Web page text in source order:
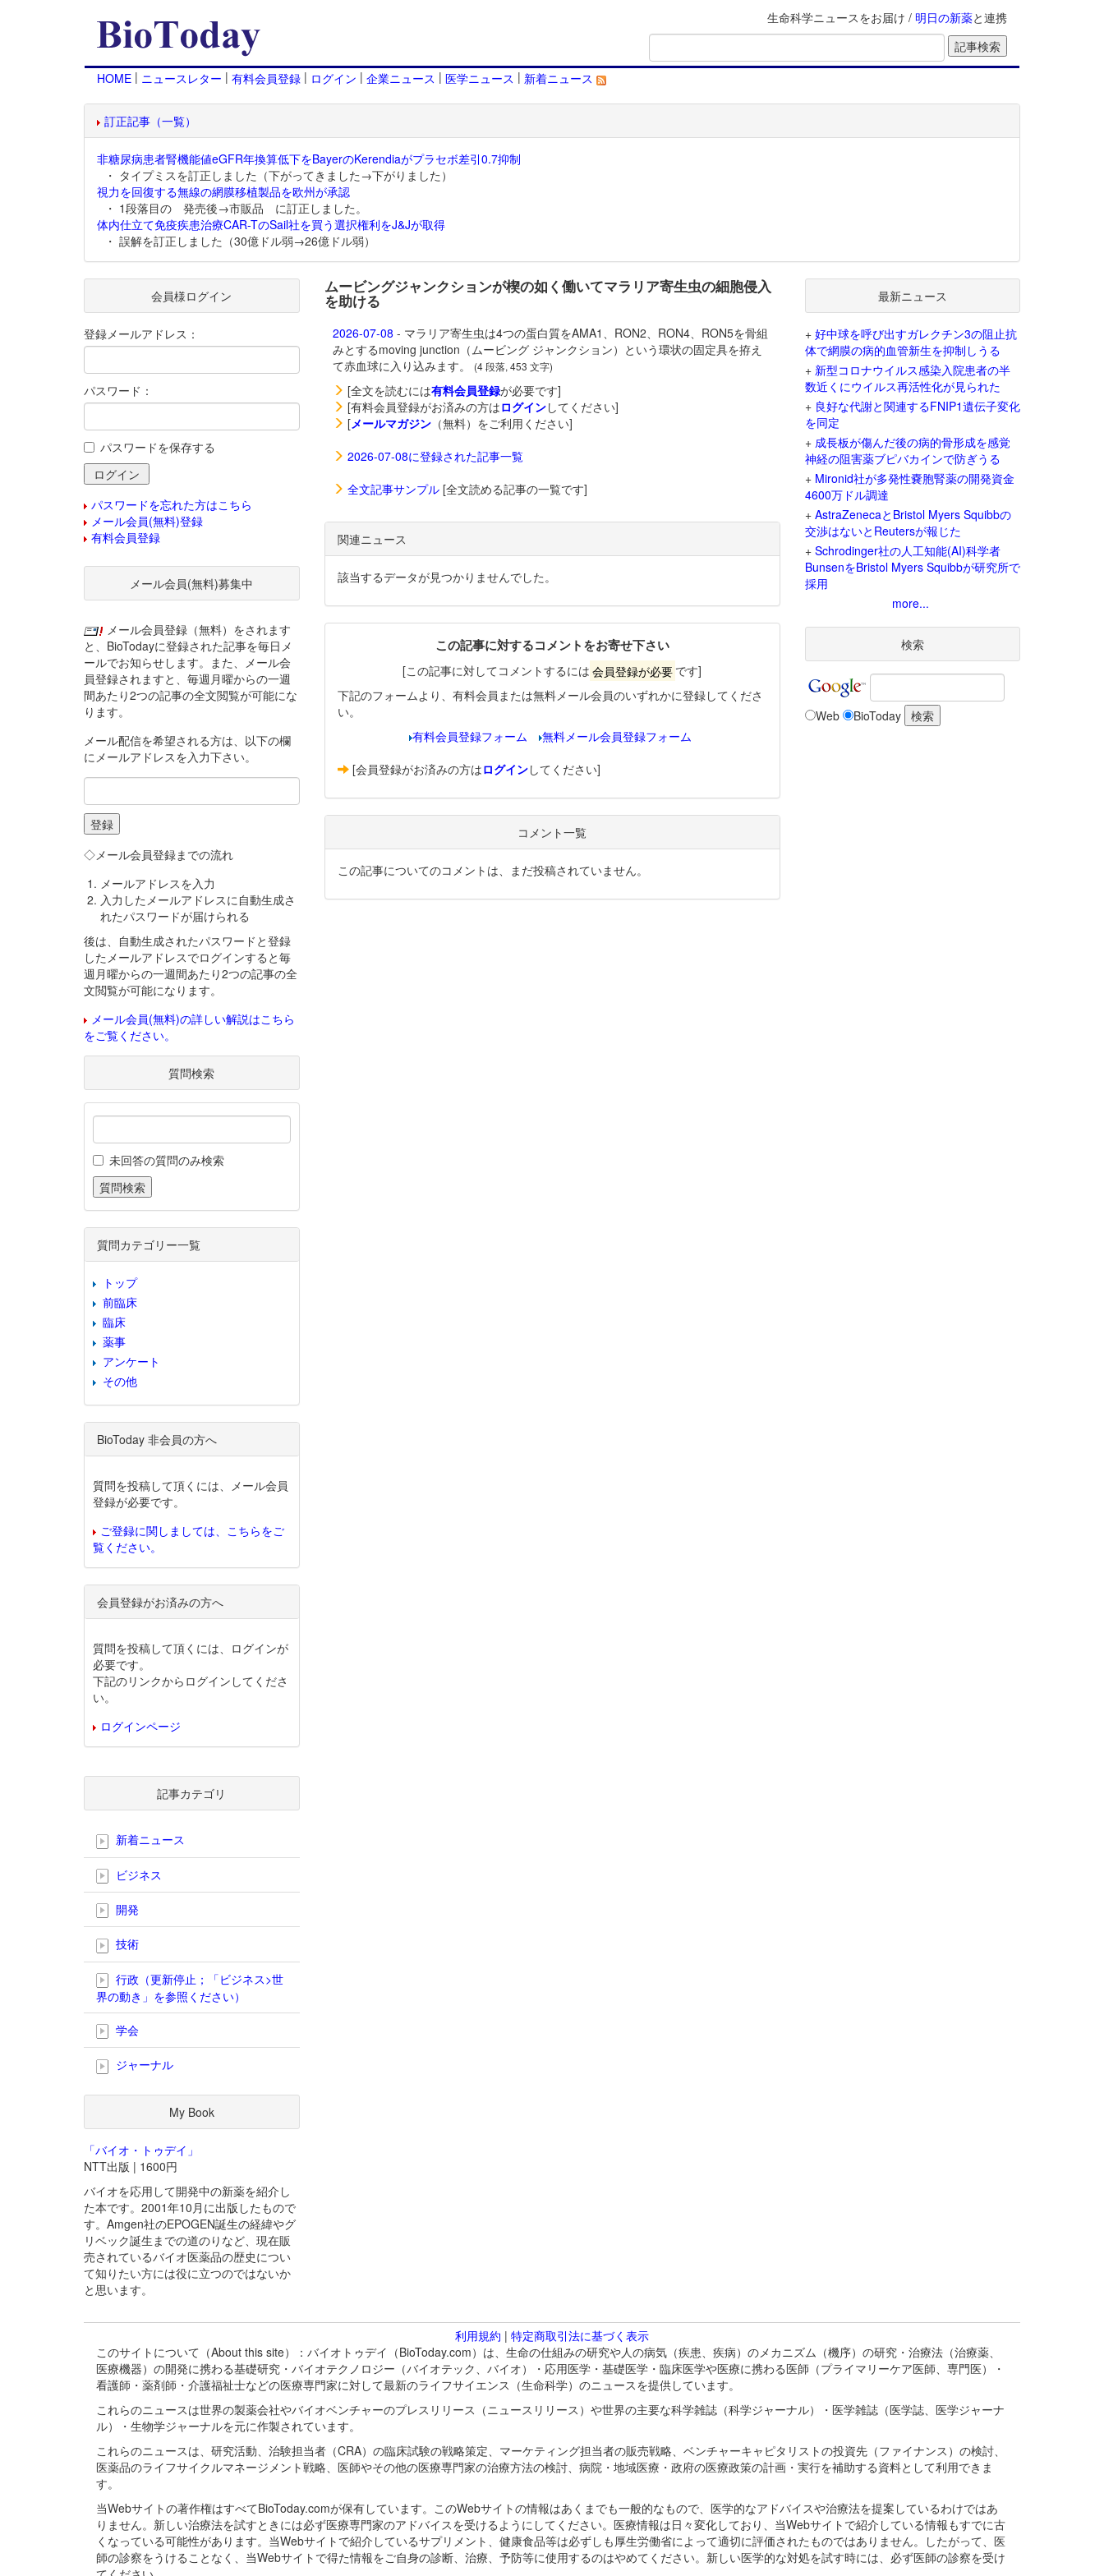
生命科学ニュースをお届け / 明日の新薬と連携
HOME | ニュースレター | 有料会員登録 | ログイン | 企業ニュース | 医学ニュース | 新着ニュース
訂正記事（一覧）
非糖尿病患者腎機能値eGFR年換算低下をBayerのKerendiaがプラセボ差引0.7抑制
・ タイプミスを訂正しました（下がってきました→下がりました）
視力を回復する無線の網膜移植製品を欧州が承認
・ 1段落目の 発売後→市販品 に訂正しました。
体内仕立て免疫疾患治療CAR-TのSail社を買う選択権利をJ&Jが取得
・ 誤解を訂正しました（30億ドル弱→26億ドル弱）
ムービングジャンクションが楔の如く働いてマラリア寄生虫の細胞侵入
を助ける
2026-07-08 - マラリア寄生虫は4つの蛋白質をAMA1、RON2、RON4、RON5を骨組
みとするmoving junction（ムービング ジャンクション）という環状の固定具を拵え
て赤血球に入り込みます。
(4 段落, 453 文字)
[全文を読むには有料会員登録が必要です]
[有料会員登録がお済みの方はログインしてください]
[メールマガジン（無料）をご利用ください]
2026-07-08に登録された記事一覧
全文記事サンプル[全文読める記事の一覧です]
関連ニュース
該当するデータが見つかりませんでした。
この記事に対するコメントをお寄せ下さい
[この記事に対してコメントするには 会員登録が必要 です]
下記のフォームより、有料会員または無料メール会員のいずれかに登録してくださ
い。
有料会員登録フォーム
無料メール会員登録フォーム
[会員登録がお済みの方はログインしてください]
コメント一覧
この記事についてのコメントは、まだ投稿されていません。
会員様ログイン
登録メールアドレス：
パスワード：
パスワードを保存する
パスワードを忘れた方はこちら
メール会員(無料)登録
有料会員登録
メール会員(無料)募集中
メール会員登録（無料）をされます
と、BioTodayに登録された記事を毎日メ
ールでお知らせします。また、メール会
員登録されますと、毎週月曜からの一週
間あたり2つの記事の全文閲覧が可能にな
ります。
メール配信を希望される方は、以下の欄
にメールアドレスを入力下さい。
◇メール会員登録までの流れ
メールアドレスを入力
入力したメールアドレスに自動生成さ
れたパスワードが届けられる
後は、自動生成されたパスワードと登録
したメールアドレスでログインすると毎
週月曜からの一週間あたり2つの記事の全
文閲覧が可能になります。
メール会員(無料)の詳しい解説はこちら
をご覧ください。
質問検索
未回答の質問のみ検索
質問カテゴリー一覧
トップ
前臨床
臨床
薬事
アンケート
その他
BioToday 非会員の方へ
質問を投稿して頂くには、メール会員
登録が必要です。
ご登録に関しましては、こちらをご
覧ください。
会員登録がお済みの方へ
質問を投稿して頂くには、ログインが
必要です。
下記のリンクからログインしてくださ
い。
ログインページ
記事カテゴリ
新着ニュース
ビジネス
開発
技術
行政（更新停止；「ビジネス>世
界の動き」を参照ください）
学会
ジャーナル
My Book
「バイオ・トゥデイ」
NTT出版 | 1600円
バイオを応用して開発中の新薬を紹介し
た本です。2001年10月に出版したもので
す。Amgen社のEPOGEN誕生の経緯やグ
リベック誕生までの道のりなど、現在販
売されているバイオ医薬品の歴史につい
て知りたい方には役に立つのではないか
と思います。
最新ニュース
+ 好中球を呼び出すガレクチン3の阻止抗
体で網膜の病的血管新生を抑制しうる
+ 新型コロナウイルス感染入院患者の半
数近くにウイルス再活性化が見られた
+ 良好な代謝と関連するFNIP1遺伝子変化
を同定
+ 成長板が傷んだ後の病的骨形成を感覚
神経の阻害薬ブピバカインで防ぎうる
+ Mironid社が多発性嚢胞腎薬の開発資金
4600万ドル調達
+ AstraZenecaとBristol Myers Squibbの
交渉はないとReutersが報じた
+ Schrodinger社の人工知能(AI)科学者
BunsenをBristol Myers Squibbが研究所で
採用
more...
検索
Web BioToday
利用規約 | 特定商取引法に基づく表示
このサイトについて（About this site）：バイオトゥデイ（BioToday.com）は、生命の仕組みの研究や人の病気（疾患、疾病）のメカニズム（機序）の研究・治療法（治療薬、
医療機器）の開発に携わる基礎研究・バイオテクノロジー（バイオテック、バイオ）・応用医学・基礎医学・臨床医学や医療に携わる医師（プライマリーケア医師、専門医）・
看護師・薬剤師・介護福祉士などの医療専門家に対して最新のライフサイエンス（生命科学）のニュースを提供しています。
これらのニュースは世界の製薬会社やバイオベンチャーのプレスリリース（ニュースリリース）や世界の主要な科学雑誌（科学ジャーナル）・医学雑誌（医学誌、医学ジャーナ
ル）・生物学ジャーナルを元に作製されています。
これらのニュースは、研究活動、治験担当者（CRA）の臨床試験の戦略策定、マーケティング担当者の販売戦略、ベンチャーキャピタリストの投資先（ファイナンス）の検討、
医薬品のライフサイクルマネージメント戦略、医師やその他の医療専門家の治療方法の検討、病院・地域医療・政府の医療政策の計画・実行を補助する資料として利用できま
す。
当Webサイトの著作権はすべてBioToday.comが保有しています。このWebサイトの情報はあくまでも一般的なもので、医学的なアドバイスや治療法を提案しているわけではあ
りません。新しい治療法を試すときには必ず医療専門家のアドバイスを受けるようにしてください。医療情報は日々変化しており、当Webサイトで紹介している情報もすでに古
くなっている可能性があります。当Webサイトで紹介しているサプリメント、健康食品等は必ずしも厚生労働省によって適切に評価されたものではありません。したがって、医
師の診察をうけることなく、当Webサイトで得た情報をご自身の診断、治療、予防等に使用するのはやめてください。新しい医学的な対処を試す時には、必ず医師の診察を受け